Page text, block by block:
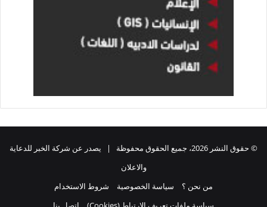
© حقوق النشر 2026، جميع الحقوق محفوظة | يصدر عن شركة الخبر للدعاية
والاعلان
من نحن ؟
سياسة الخصوصية
شروط الاستخدام